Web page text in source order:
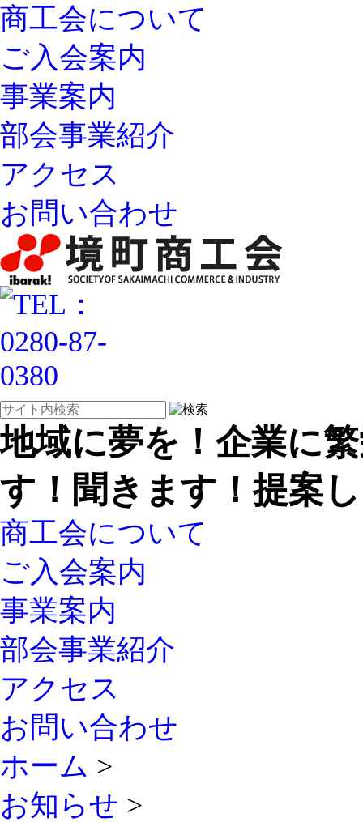
商工会について
ご入会案内
事業案内
部会事業紹介
アクセス
お問い合わせ
地域に夢を！企業に
す！聞きます！提案
商工会について
ご入会案内
事業案内
部会事業紹介
アクセス
お問い合わせ
ホーム >
お知らせ >